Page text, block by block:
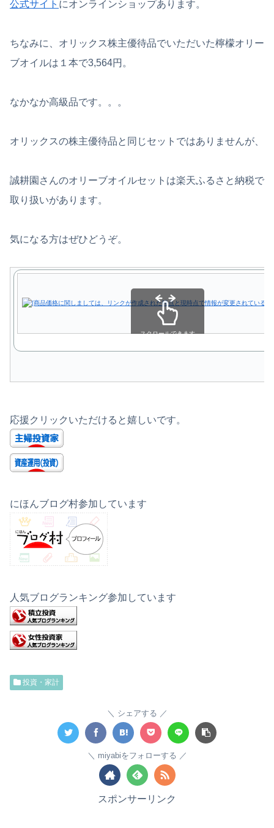
公式サイト にオンラインショップあります。
ちなみに、オリックス株主優待品でいただいた檸檬オリー
ブオイルは１本で3,564円。
なかなか高級品です。。。
オリックスの株主優待品と同じセットではありませんが、
誠耕園さんのオリーブオイルセットは楽天ふるさと納税で
取り扱いがあります。
気になる方はぜひどうぞ。
スクロールできます
応援クリックいただけると嬉しいです。
にほんブログ村参加しています
人気ブログランキング参加しています
投資・家計
シェアする
miyabiをフォローする
スポンサーリンク